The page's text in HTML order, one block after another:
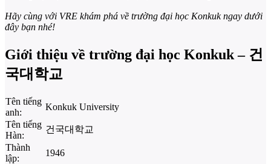
Hãy cùng với VRE khám phá về trường đại học Konkuk ngay dưới
đây bạn nhé!
Giới thiệu về trường đại học Konkuk – 건
국대학교
Tên tiếng
anh:
Konkuk University
Tên tiếng
Hàn:
건국대학교
Thành
lập:
1946